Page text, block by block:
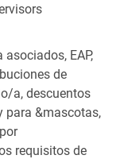
EAP,
de
a, descuentos
para &mascotas,
requisitos de